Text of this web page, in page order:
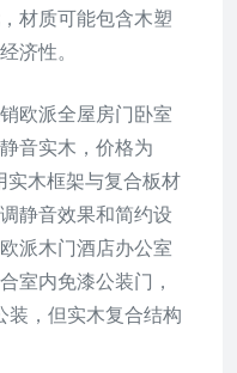
，材质可能包含木塑
济性。
欧派全屋房门卧室
音实木，价格为
实木框架与复合板材
静音效果和简约设
派木门酒店办公室
室内免漆公装门，
装，但实木复合结构